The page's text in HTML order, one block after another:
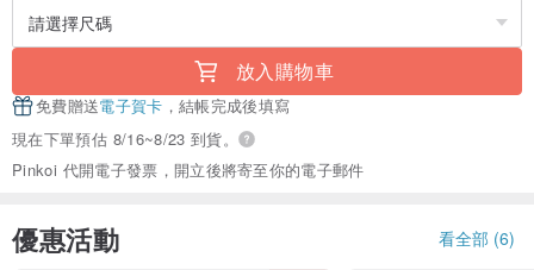
放入購物車
免費贈送電子賀卡 ，結帳完成後填寫
現在下單預估 8/16~8/23 到貨。
Pinkoi 代開電子發票，開立後將寄至你的電子郵件
優惠活動 看全部 (6)